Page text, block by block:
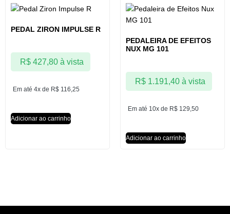
PEDAL ZIRON IMPULSE R
Em até 4x de R$ 116,25
R$427,80 à vista
Adicionar ao carrinho
PEDALEIRA DE EFEITOS
NUX MG 101
Em até 10x de R$ 129,50
R$1.191,40 à vista
Adicionar ao carrinho